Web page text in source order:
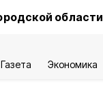
области
Газета Экономика